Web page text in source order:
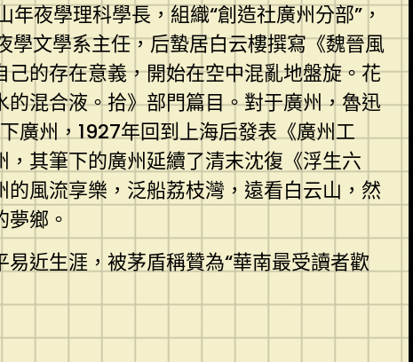
夜學理科學長，組織“創造社廣州分部”，
文學系主任，后蟄居白云樓撰寫《魏晉風
的存在意義，開始在空中混亂地盤旋。花
的混合液。拾》部門篇目。對于廣州，魯迅
廣州，1927年回到上海后發表《廣州工
其筆下的廣州延續了清末沈復《浮生六
風流享樂，泛船荔枝灣，遠看白云山，然
鄉。
近生涯，被茅盾稱贊為“華南最受讀者歡